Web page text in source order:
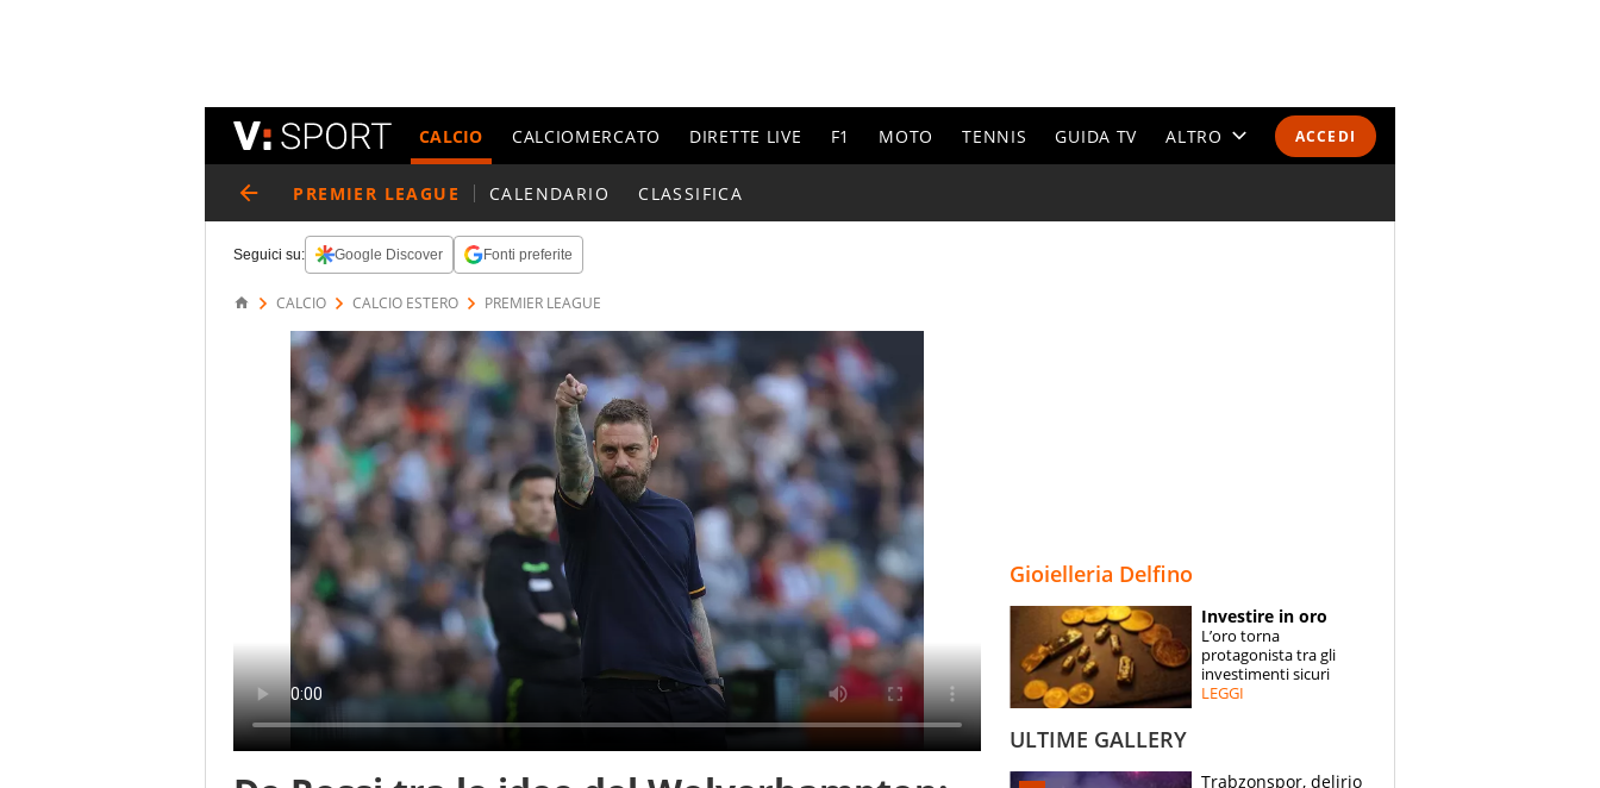
ACCEDI
CALCIO CALCIOMERCATO DIRETTE LIVE F1 MOTO TENNIS GUIDA TV ALTRO
ESPERTI
CONTATTI
PREMIER LEAGUE CALENDARIO CLASSIFICA
Seguici su: Google Discover Fonti preferite
CALCIO CALCIO ESTERO PREMIER LEAGUE
Gioielleria Delfino
Investire in oro
L’oro torna
protagonista tra gli
investimenti sicuri
LEGGI
ULTIME GALLERY
Trabzonspor, delirio